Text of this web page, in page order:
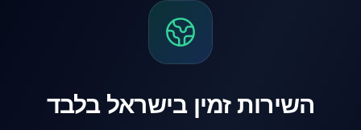
השירות זמין בישראל בלבד